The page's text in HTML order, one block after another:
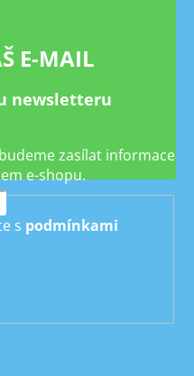
E-MAIL
newsletteru
zasílat informace
e-shopu.
s podmínkami